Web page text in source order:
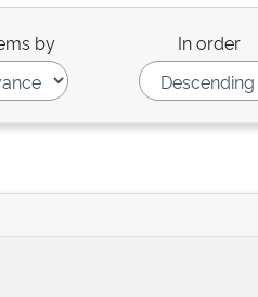
by In order